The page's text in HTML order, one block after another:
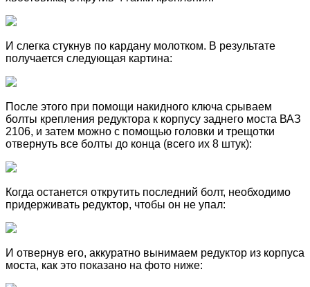
И слегка стукнув по кардану молотком. В результате
получается следующая картина:
После этого при помощи накидного ключа срываем
болты крепления редуктора к корпусу заднего моста ВАЗ
2106, и затем можно с помощью головки и трещотки
отвернуть все болты до конца (всего их 8 штук):
Когда останется открутить последний болт, необходимо
придерживать редуктор, чтобы он не упал:
И отвернув его, аккуратно вынимаем редуктор из корпуса
моста, как это показано на фото ниже: